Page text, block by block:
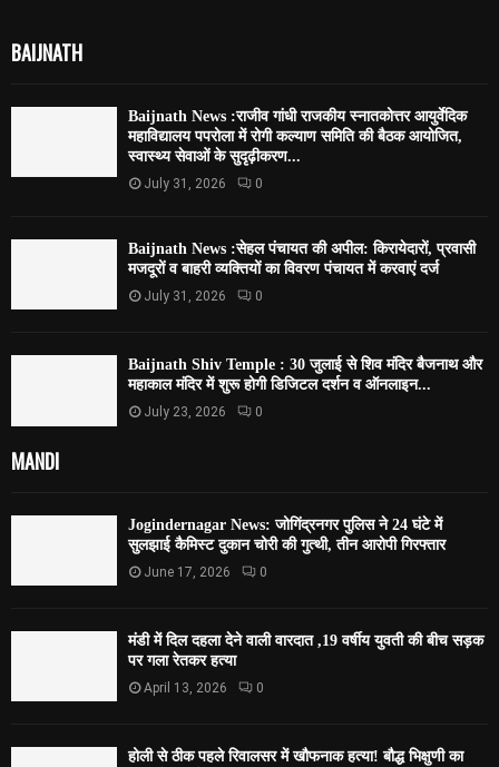
BAIJNATH
Baijnath News :राजीव गांधी राजकीय स्नातकोत्तर आयुर्वेदिक
महाविद्यालय पपरोला में रोगी कल्याण समिति की बैठक आयोजित,
स्वास्थ्य सेवाओं के सुदृढ़ीकरण...
July 31, 2026 0
Baijnath News :सेहल पंचायत की अपील: किरायेदारों, प्रवासी
मजदूरों व बाहरी व्यक्तियों का विवरण पंचायत में करवाएं दर्ज
July 31, 2026 0
Baijnath Shiv Temple : 30 जुलाई से शिव मंदिर बैजनाथ और
महाकाल मंदिर में शुरू होगी डिजिटल दर्शन व ऑनलाइन...
July 23, 2026 0
MANDI
Jogindernagar News: जोगिंद्रनगर पुलिस ने 24 घंटे में
सुलझाई कैमिस्ट दुकान चोरी की गुत्थी, तीन आरोपी गिरफ्तार
June 17, 2026 0
मंडी में दिल दहला देने वाली वारदात ,19 वर्षीय युवती की बीच सड़क
पर गला रेतकर हत्या
April 13, 2026 0
होली से ठीक पहले रिवालसर में खौफनाक हत्या! बौद्ध भिक्षुणी का